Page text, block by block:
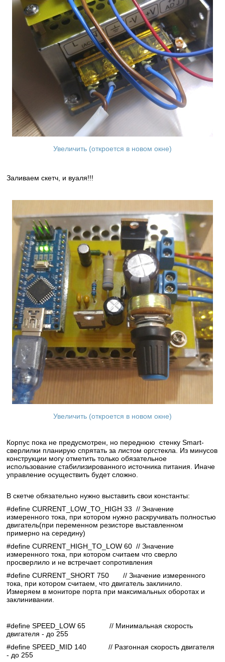
Увеличить (откроется в новом окне)
Заливаем скетч, и вуаля!!!
Увеличить (откроется в новом окне)
Корпус пока не предусмотрен, но переднюю стенку Smart-
сверлилки планирую спрятать за листом оргстекла. Из минусов
конструкции могу отметить только обязательное
использование стабилизированного источника питания. Иначе
управление осуществить будет сложно.
В скетче обязательно нужно выставить свои константы:
#define CURRENT_LOW_TO_HIGH 33 // Значение
измеренного тока, при котором нужно раскручивать полностью
двигатель(при переменном резисторе выставленном
примерно на середину)
#define CURRENT_HIGH_TO_LOW 60 // Значение
измеренного тока, при котором считаем что сверло
просверлило и не встречает сопротивления
#define CURRENT_SHORT 750 // Значение измеренного
тока, при котором считаем, что двигатель заклинило.
Измеряем в мониторе порта при максимальных оборотах и
заклинивании.
#define SPEED_LOW 65 // Минимальная скорость
двигателя - до 255
#define SPEED_MID 140 // Разгонная скорость двигателя
- до 255